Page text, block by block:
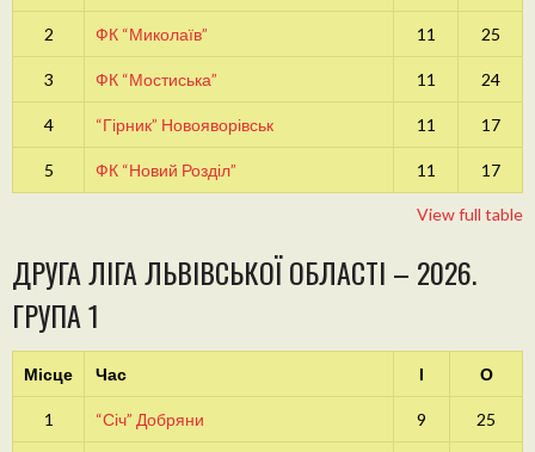
2 ФК “Миколаїв” 11 25
3 ФК “Мостиська” 11 24
4 “Гірник” Новояворівськ 11 17
5 ФК “Новий Розділ” 11 17
View full table
ДРУГА ЛІГА ЛЬВІВСЬКОЇ ОБЛАСТІ – 2026.
ГРУПА 1
Місце Час І О
1 “Січ” Добряни 9 25